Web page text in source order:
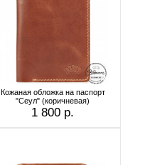
Кожаная обложка на паспорт
"Сеул" (коричневая)
1 800 р.